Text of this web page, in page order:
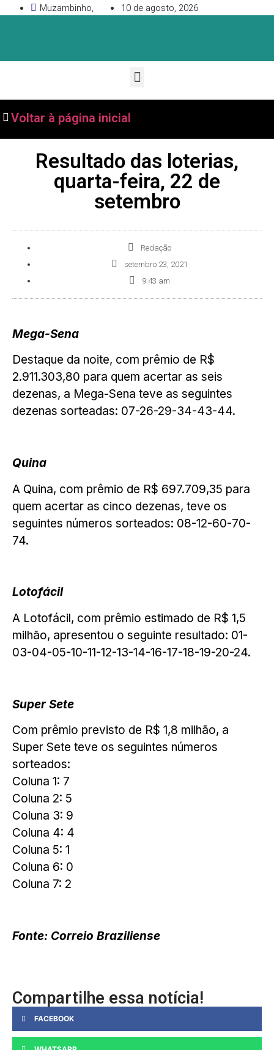
Muzambinho, 10 de agosto, 2026
Voltar à página inicial
Resultado das loterias,
quarta-feira, 22 de
setembro
Redação
setembro 23, 2021
9:43 am
Mega-Sena
Destaque da noite, com prêmio de R$
2.911.303,80 para quem acertar as seis
dezenas, a Mega-Sena teve as seguintes
dezenas sorteadas: 07-26-29-34-43-44.
Quina
A Quina, com prêmio de R$ 697.709,35 para
quem acertar as cinco dezenas, teve os
seguintes números sorteados: 08-12-60-70-
74.
Lotofácil
A Lotofácil, com prêmio estimado de R$ 1,5
milhão, apresentou o seguinte resultado: 01-
03-04-05-10-11-12-13-14-16-17-18-19-20-24.
Super Sete
Com prêmio previsto de R$ 1,8 milhão, a
Super Sete teve os seguintes números
sorteados:
Coluna 1: 7
Coluna 2: 5
Coluna 3: 9
Coluna 4: 4
Coluna 5: 1
Coluna 6: 0
Coluna 7: 2
Fonte: Correio Braziliense
Compartilhe essa notícia!
FACEBOOK